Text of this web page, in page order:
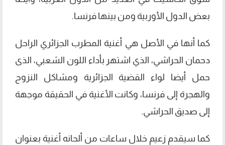
بعض الدول الأوربية ومن بينها فرنسا.
كما أنها في الأصل هي أغنية المطرب الجزائري الراحل
دحمان الحراشي، الذي اشتهر بأداء اللون الشعبي، الذى
حمل أيضا لواء القضية الجزائرية ومشاكل النزوح
والهجرة إلى فرنسا، وكانت الأغنية في الحقيقة موجهة
إلى صديق الحراشي.
كما سيقدم زعيم خلال ساعات من ألحانه أغنية بعنوان